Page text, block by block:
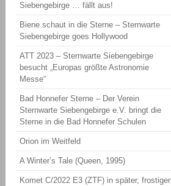
Siebengebirge … fällt aus!
Biene schaut in die Sterne – Sternwarte
Siebengebirge goes Hollywood
ATT 2023 – Sternwarte Siebengebirge
besucht „Europas größte Astronomie
Messe“
Bad Honnefer Sterne – Der Verein
Sternwarte Siebengebirge e.V. bringt die
Sterne in die Bad Honnefer Schulen
Orion im Weitfeld
A Winter’s Tale (Queen, 1995)
Komet C/2022 E3 (ZTF) in später, frostiger